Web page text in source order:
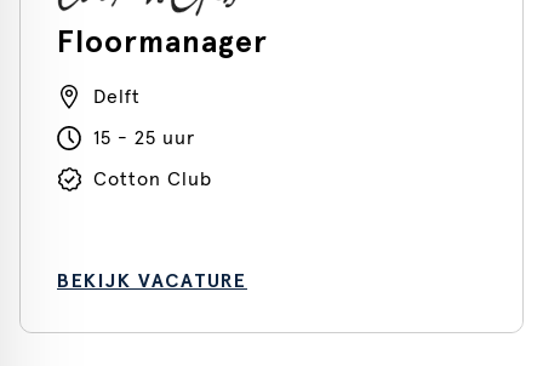
Floormanager
Delft
15 - 25 uur
Cotton Club
BEKIJK VACATURE